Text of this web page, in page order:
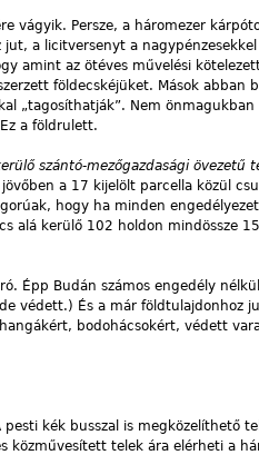
vágyik. Persze, a háromezer
a licitversenyt a
amint az ötéves művelési
földecskéjüket. Mások abban
„tagosíthatják”. Nem
Ez a földrulett.
szántó-mezőgazdasági övezetű
a 17 kijelölt parcella közül
hogy ha minden
alá kerülő 102 holdon mindössze
Épp Budán számos engedély
védett.) És a már földtulajdonhoz
bodohácsokért, védett
kék busszal is megközelíthető
telek ára elérheti a